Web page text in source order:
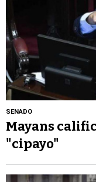
SENADO
Mayans
"cipayo"